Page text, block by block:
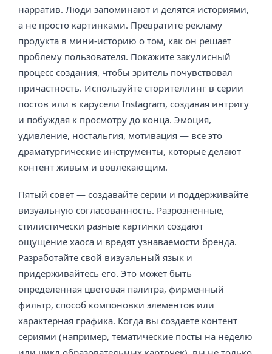
нарратив. Люди запоминают и делятся историями,
а не просто картинками. Превратите рекламу
продукта в мини-историю о том, как он решает
проблему пользователя. Покажите закулисный
процесс создания, чтобы зритель почувствовал
причастность. Используйте сторителлинг в серии
постов или в карусели Instagram, создавая интригу
и побуждая к просмотру до конца. Эмоция,
удивление, ностальгия, мотивация — все это
драматургические инструменты, которые делают
контент живым и вовлекающим.
Пятый совет — создавайте серии и поддерживайте
визуальную согласованность. Разрозненные,
стилистически разные картинки создают
ощущение хаоса и вредят узнаваемости бренда.
Разработайте свой визуальный язык и
придерживайтесь его. Это может быть
определенная цветовая палитра, фирменный
фильтр, способ компоновки элементов или
характерная графика. Когда вы создаете контент
сериями (например, тематические посты на неделю